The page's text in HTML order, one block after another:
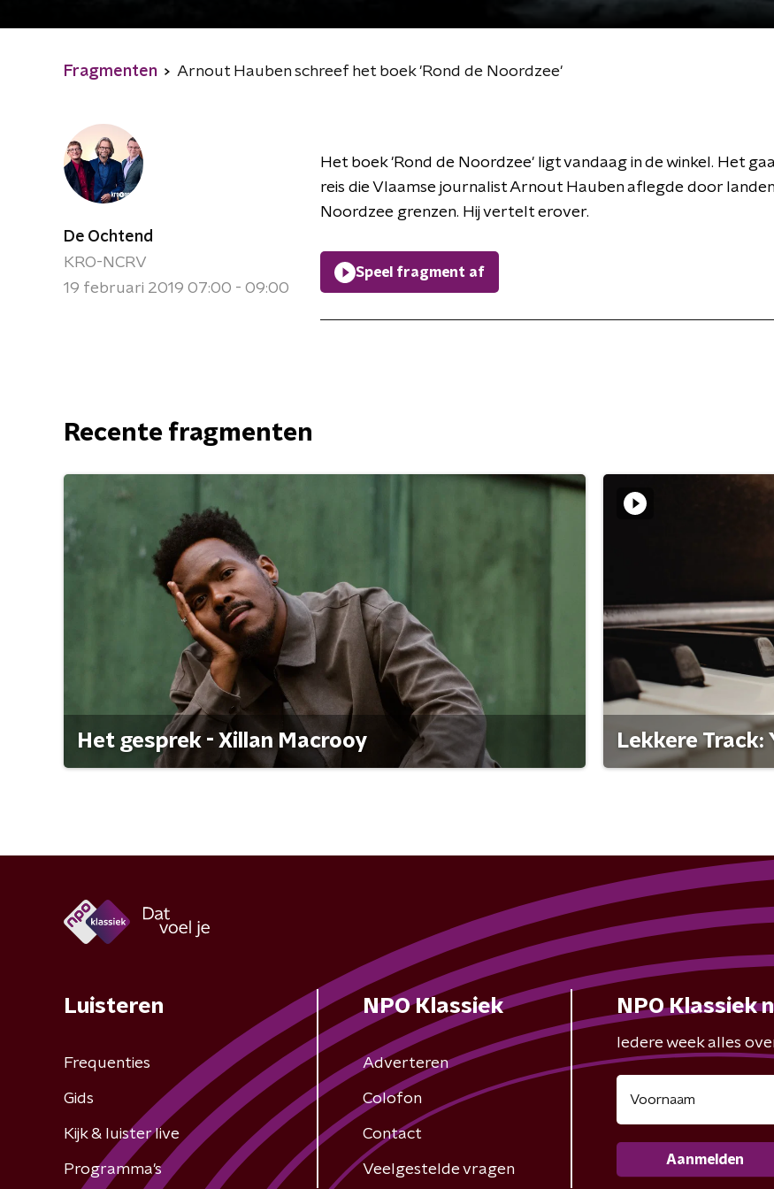
Fragmenten Arnout Hauben schreef het boek 'Rond de Noordzee'
De Ochtend
KRO-NCRV
19 februari 2019 07:00 - 09:00
Het boek 'Rond de Noordzee' ligt vandaag in de winkel. Het
reis die Vlaamse journalist Arnout Hauben aflegde door
Noordzee grenzen. Hij vertelt erover.
Speel fragment af
Recente fragmenten
Het gesprek - Xillan Macrooy Lekkere Track:
Luisteren
Frequenties
Gids
Kijk & luister live
Programma's
NPO Klassiek
Adverteren
Colofon
Contact
Veelgestelde vragen
NPO Klassiek
Iedere week alles
Aanmelden